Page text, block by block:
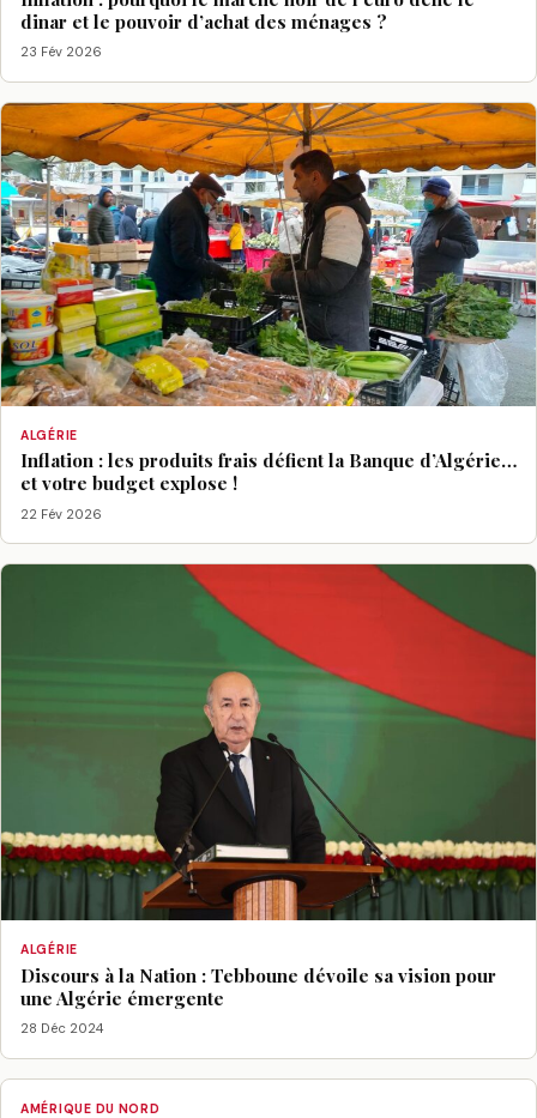
dinar et le pouvoir d’achat des ménages ?
23 Fév 2026
ALGÉRIE
Inflation : les produits frais défient la Banque d’Algérie…
et votre budget explose !
22 Fév 2026
ALGÉRIE
Discours à la Nation : Tebboune dévoile sa vision pour
une Algérie émergente
28 Déc 2024
AMÉRIQUE DU NORD